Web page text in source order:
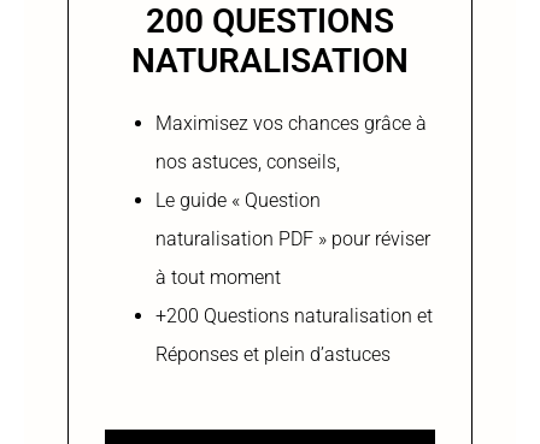
200 QUESTIONS
NATURALISATION
Maximisez vos chances grâce à
nos astuces, conseils,
Le guide « Question
naturalisation PDF » pour réviser
à tout moment
+200 Questions naturalisation et
Réponses et plein d’astuces